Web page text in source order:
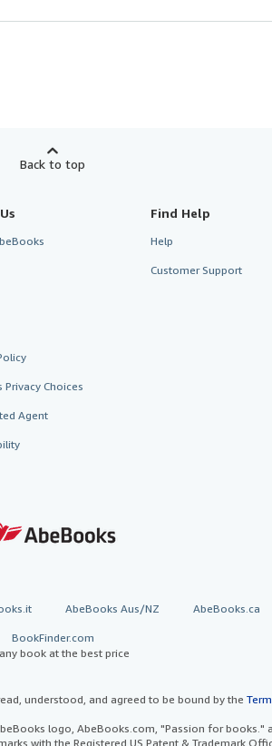
Back to top
Privacy Choices
Agent
Find Help
Help
Customer Support
AbeBooks Aus/NZ AbeBooks.ca
BookFinder.com
book at the best price
understood, and agreed to be bound by the
logo, AbeBooks.com, "Passion for
with the Registered US Patent & Trademark